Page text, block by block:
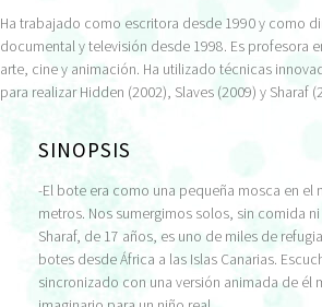
Ha trabajado como escritora desde 1990 y como
documental y televisión desde 1998. Es profesora
arte, cine y animación. Ha utilizado técnicas
para realizar Hidden (2002), Slaves (2009) y Sharaf
SINOPSIS
-El bote era como una pequeña mosca en el
metros. Nos sumergimos solos, sin comida ni
Sharaf, de 17 años, es uno de miles de
botes desde África a las Islas Canarias.
sincronizado con una versión animada de él